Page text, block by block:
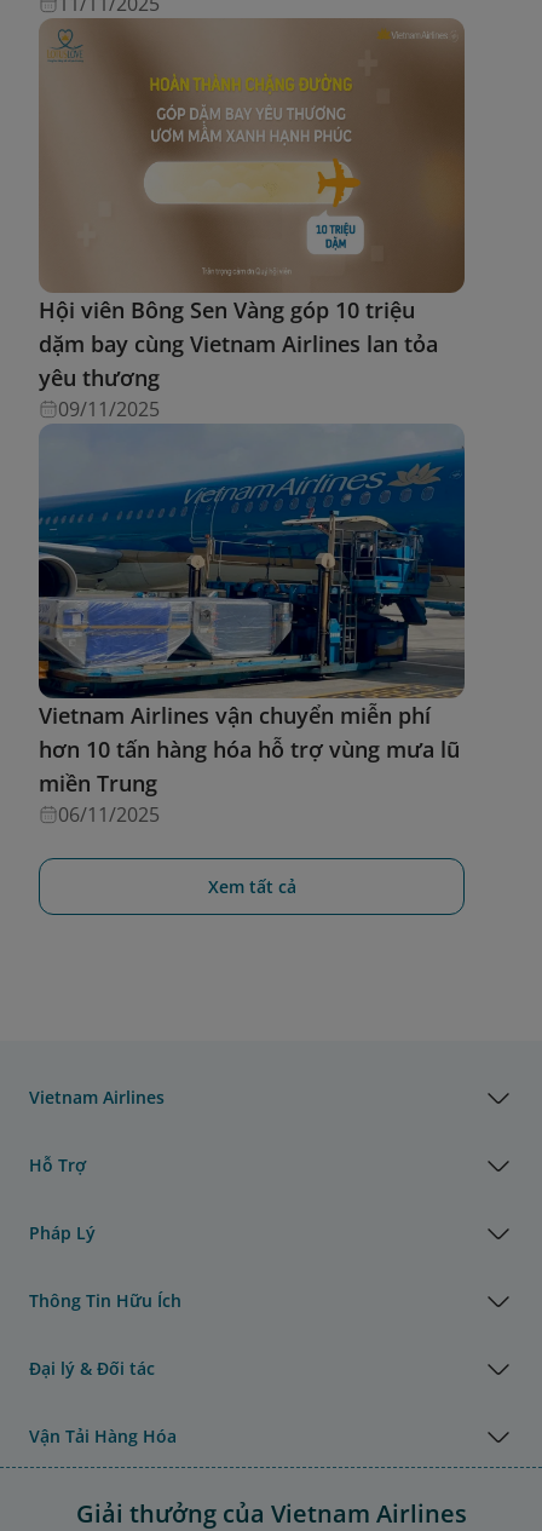
Hội viên Bông Sen Vàng góp 10 triệu
dặm bay cùng Vietnam Airlines lan tỏa
yêu thương
09/11/2025
Vietnam Airlines vận chuyển miễn phí
hơn 10 tấn hàng hóa hỗ trợ vùng mưa lũ
miền Trung
06/11/2025
Xem tất cả
Vietnam Airlines
Hỗ Trợ
Pháp Lý
Thông Tin Hữu Ích
Đại lý & Đối tác
Vận Tải Hàng Hóa
Giải thưởng của Vietnam Airlines